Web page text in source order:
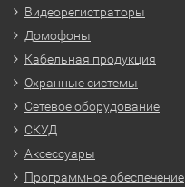
Видеорегистраторы
Домофоны
Кабельная продукция
Охранные системы
Сетевое оборудование
СКУД
Аксессуары
Программное обеспечение